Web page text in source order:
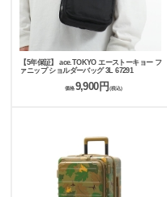
【5年保証】 ace.TOKYO エーストーキョー フ
ァニップ ショルダーバッグ 3L 67291
価格 9,900円(税込)